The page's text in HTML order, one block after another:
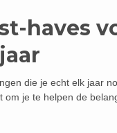
haves
die je echt elk jaar
om je te helpen de